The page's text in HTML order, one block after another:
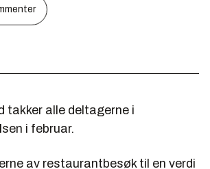
takker alle deltagerne i
i februar.
av restaurantbesøk til en verdi